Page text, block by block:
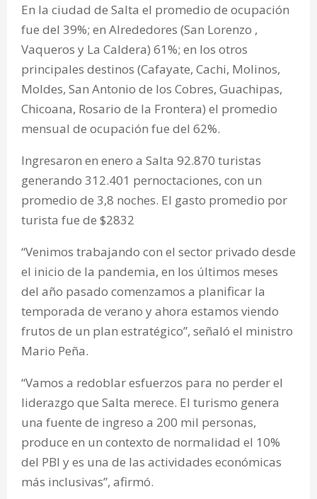
En la ciudad de Salta el promedio de ocupación
fue del 39%; en Alrededores (San Lorenzo ,
Vaqueros y La Caldera) 61%; en los otros
principales destinos (Cafayate, Cachi, Molinos,
Moldes, San Antonio de los Cobres, Guachipas,
Chicoana, Rosario de la Frontera) el promedio
mensual de ocupación fue del 62%.
Ingresaron en enero a Salta 92.870 turistas
generando 312.401 pernoctaciones, con un
promedio de 3,8 noches. El gasto promedio por
turista fue de $2832
“Venimos trabajando con el sector privado desde
el inicio de la pandemia, en los últimos meses
del año pasado comenzamos a planificar la
temporada de verano y ahora estamos viendo
frutos de un plan estratégico”, señaló el ministro
Mario Peña.
“Vamos a redoblar esfuerzos para no perder el
liderazgo que Salta merece. El turismo genera
una fuente de ingreso a 200 mil personas,
produce en un contexto de normalidad el 10%
del PBI y es una de las actividades económicas
más inclusivas”, afirmó.